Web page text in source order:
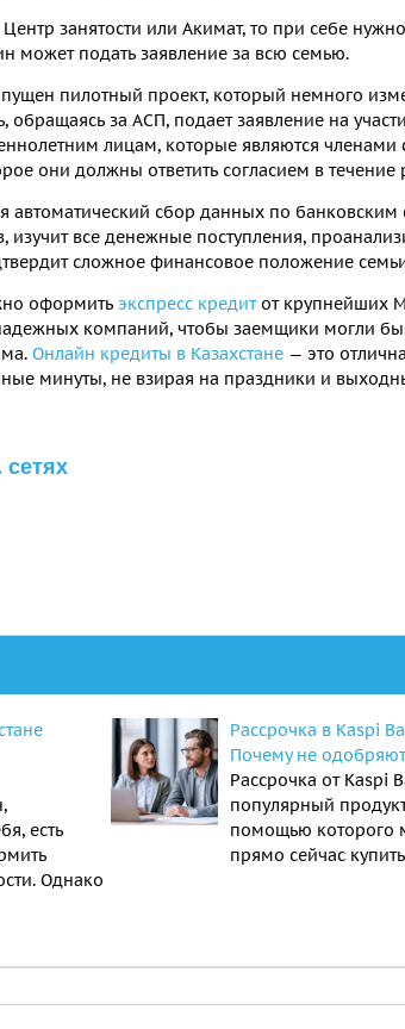
занятости или Акимат, то при себе
может подать заявление за всю семью.
пилотный проект, который немного
за АСП, подает заявление на
лицам, которые являются членами
они должны ответить согласием в течение
автоматический сбор данных по банковским
изучит все денежные поступления,
сложное финансовое положение
оформить экспресс кредитот крупнейших
компаний, чтобы заемщики могли
Онлайн кредиты в Казахстане — это
минуты, не взирая на праздники и
есть
Однако
Рассрочка в Kaspi
Почему не
Рассрочка от Kaspi
популярный
помощью которого
прямо сейчас